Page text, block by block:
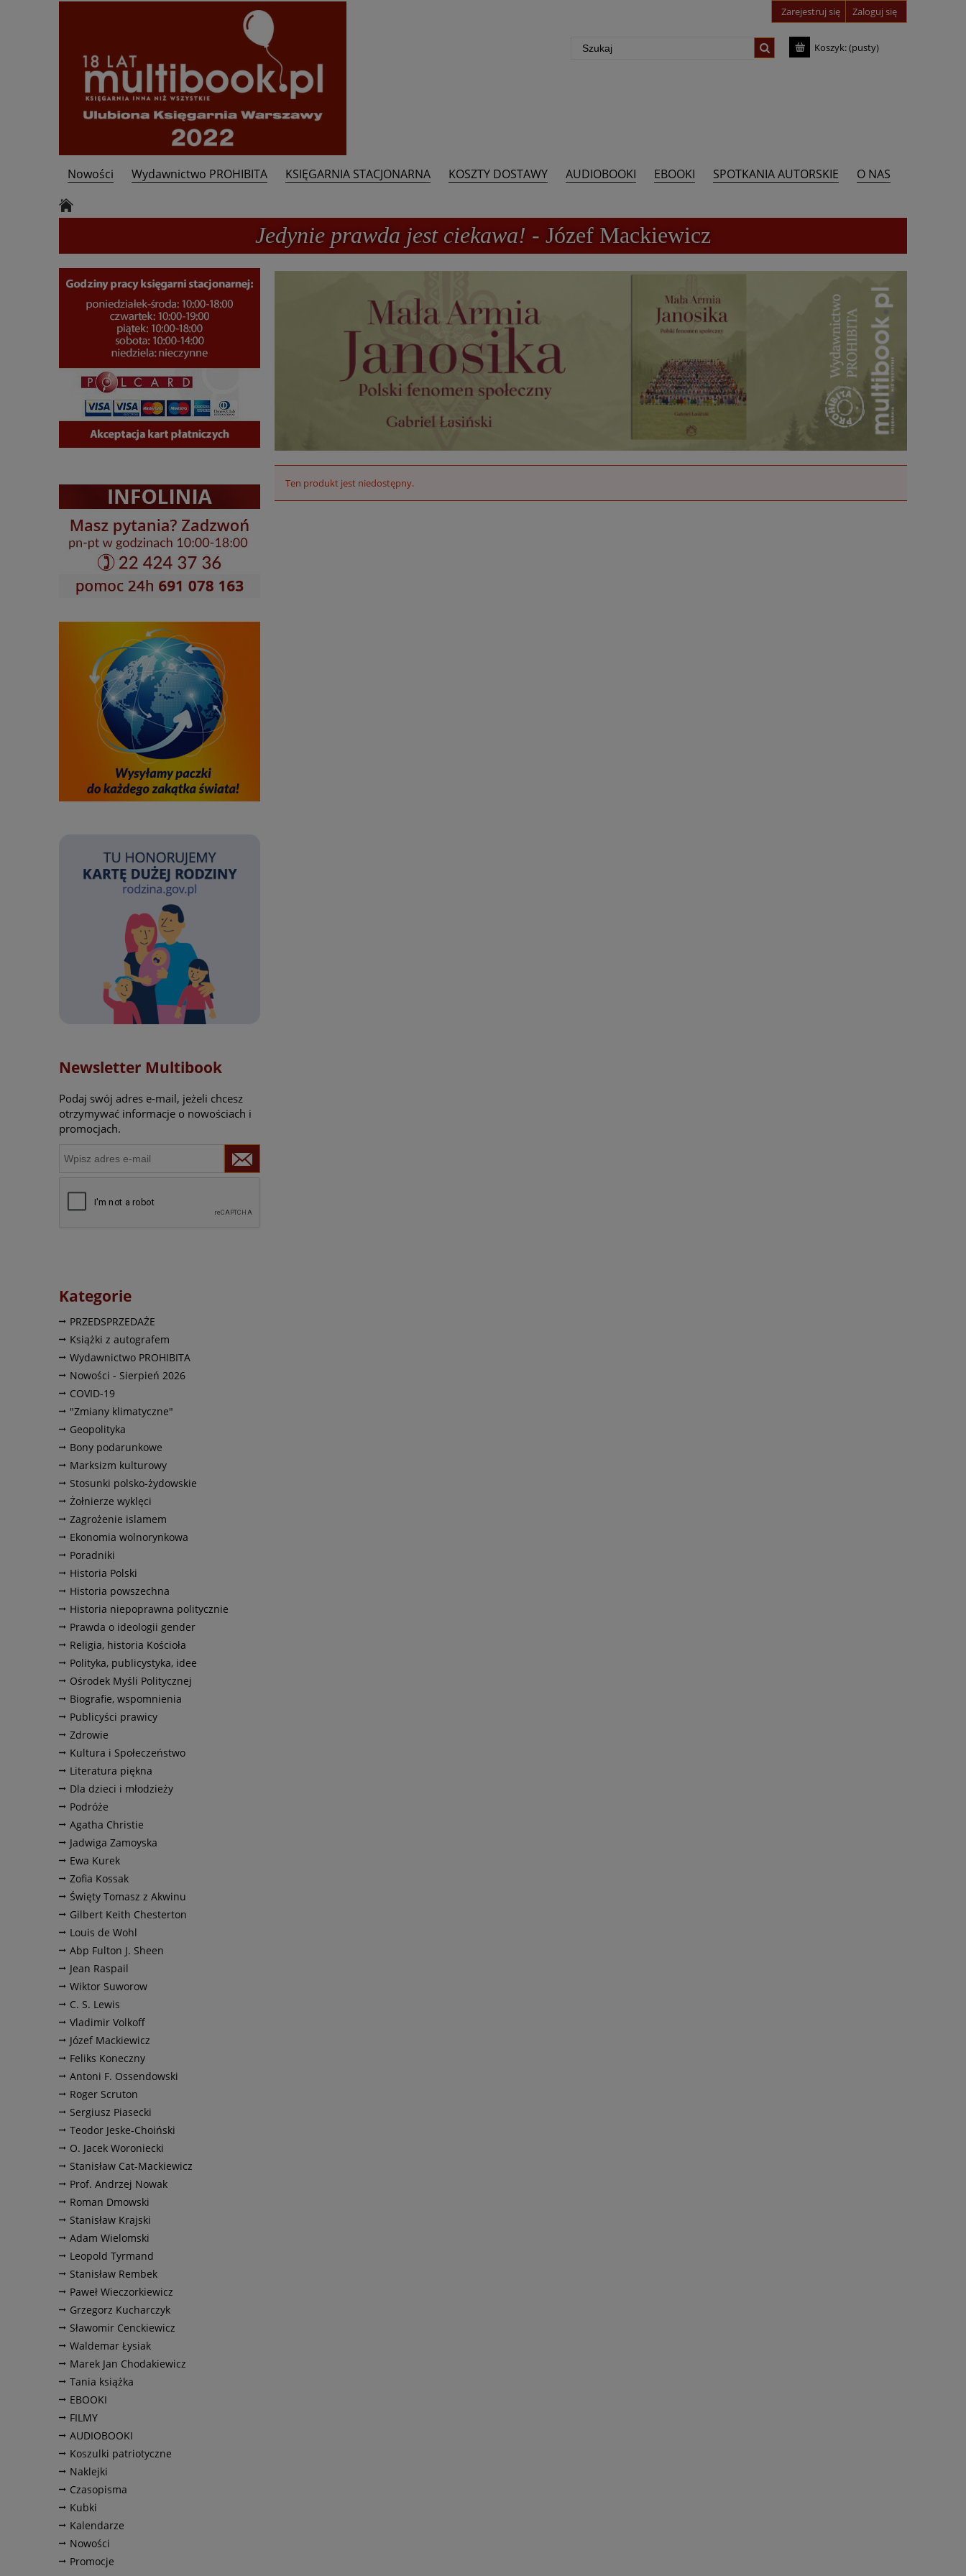
Zarejestruj się Zaloguj się
Koszyk:(pusty)
Nowości Wydawnictwo PROHIBITA KSIĘGARNIA STACJONARNA KOSZTY DOSTAWY AUDIOBOOKI EBOOKI SPOTKANIA AUTORSKIE
O NAS
Kontakt
Jedynie prawda jest ciekawa! - Józef Mackiewicz
Newsletter Multibook
Podaj swój adres e-mail, jeżeli chcesz
otrzymywać informacje o nowościach i
promocjach.
Kategorie
PRZEDSPRZEDAŻE
Książki z autografem
Wydawnictwo PROHIBITA
Nowości - Sierpień 2026
COVID-19
"Zmiany klimatyczne"
Geopolityka
Bony podarunkowe
Marksizm kulturowy
Stosunki polsko-żydowskie
Żołnierze wyklęci
Zagrożenie islamem
Ekonomia wolnorynkowa
Poradniki
Historia Polski
Historia powszechna
Historia niepoprawna politycznie
Prawda o ideologii gender
Religia, historia Kościoła
Polityka, publicystyka, idee
Ośrodek Myśli Politycznej
Biografie, wspomnienia
Publicyści prawicy
Zdrowie
Kultura i Społeczeństwo
Literatura piękna
Dla dzieci i młodzieży
Podróże
Agatha Christie
Jadwiga Zamoyska
Ewa Kurek
Zofia Kossak
Święty Tomasz z Akwinu
Gilbert Keith Chesterton
Louis de Wohl
Abp Fulton J. Sheen
Jean Raspail
Wiktor Suworow
C. S. Lewis
Vladimir Volkoff
Józef Mackiewicz
Feliks Koneczny
Antoni F. Ossendowski
Roger Scruton
Sergiusz Piasecki
Teodor Jeske-Choiński
O. Jacek Woroniecki
Stanisław Cat-Mackiewicz
Prof. Andrzej Nowak
Roman Dmowski
Stanisław Krajski
Adam Wielomski
Leopold Tyrmand
Stanisław Rembek
Paweł Wieczorkiewicz
Grzegorz Kucharczyk
Sławomir Cenckiewicz
Waldemar Łysiak
Marek Jan Chodakiewicz
Tania książka
EBOOKI
FILMY
AUDIOBOOKI
Koszulki patriotyczne
Naklejki
Czasopisma
Kubki
Kalendarze
Nowości
Promocje
Ten produkt jest niedostępny.